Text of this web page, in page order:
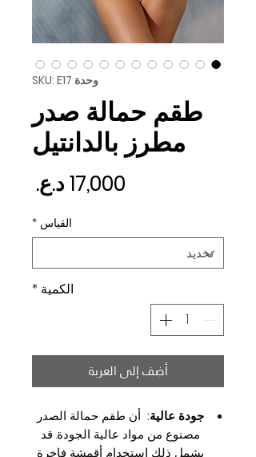
وحدة SKU: E17
طقم حمالة صدر
مطرز بالدانتيل
القياس *
الكمية *
أضِف إلى العربة
جودة عالية: أن طقم حمالة الصدر
مصنوع من مواد عالية الجودة. قد
يشمل ذلك استخدام أقمشة فاخرة